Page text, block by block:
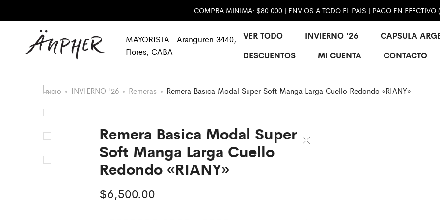
COMPRA MINIMA: $80.000 | ENVIOS A TODO EL PAIS | PAGO EN EFECTIVO
MAYORISTA | Aranguren 3440,
Flores, CABA
VER TODO INVIERNO ’26 CAPSULA
DESCUENTOS
MI CUENTA CONTACTO
Inicio INVIERNO '26 Remeras Remera Basica Modal Super Soft Manga Larga Cuello Redondo «RIANY»
Remera Basica Modal Super
Soft Manga Larga Cuello
Redondo «RIANY»
$6,500.00